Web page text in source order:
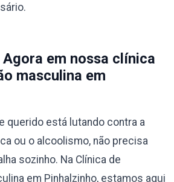
Agora em nossa clínica
masculina em
querido está lutando contra a
ou o alcoolismo, não precisa
sozinho. Na Clínica de
em Pinhalzinho, estamos aqui